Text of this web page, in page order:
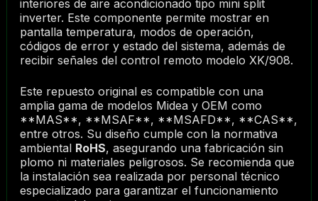
interiores de aire acondicionado tipo mini split
inverter. Este componente permite mostrar en
pantalla temperatura, modos de operación,
códigos de error y estado del sistema, además de
recibir señales del control remoto modelo XK/908.
Este repuesto original es compatible con una
amplia gama de modelos Midea y OEM como
**MAS**, **MSAF**, **MSAFD**, **CAS**,
entre otros. Su diseño cumple con la normativa
ambiental RoHS, asegurando una fabricación sin
plomo ni materiales peligrosos. Se recomienda que
la instalación sea realizada por personal técnico
especializado para garantizar el funcionamiento